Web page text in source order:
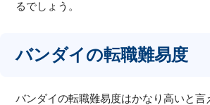
るでしょう。
バンダイの転職難易度
バンダイの転職難易度はかなり高いと言